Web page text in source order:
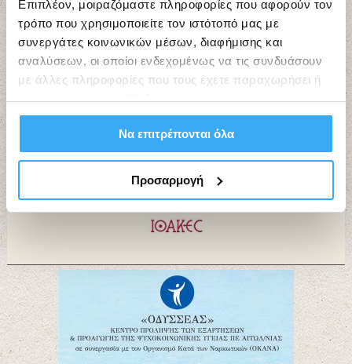
Επιπλέον, μοιραζόμαστε πληροφορίες που αφορούν τον
τρόπο που χρησιμοποιείτε τον ιστότοπό μας με
συνεργάτες κοινωνικών μέσων, διαφήμισης και
αναλύσεων, οι οποίοι ενδεχομένως να τις συνδυάσουν
με άλλες πληροφορίες που τους έχετε παραχωρήσει ή
τις οποίες έχουν συλλέξει σε σχέση με την από μέρους
σας χρήση των υπηρεσιών τους.
Να επιτρέπονται όλα
Προσαρμογή
Εργαστήρια Τέχνης “ΙΘΑΚΕΣ”